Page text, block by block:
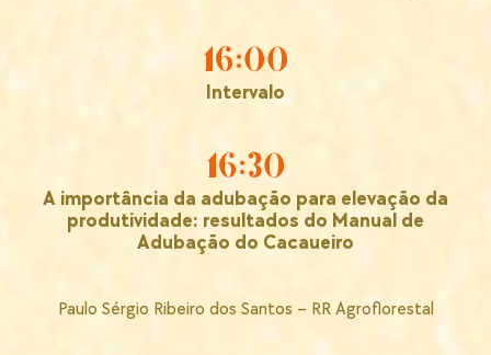
16:00
Intervalo
16:30
A importância da adubação para elevação da
produtividade: resultados do Manual de
Adubação do Cacaueiro
Paulo Sérgio Ribeiro dos Santos – RR Agroflorestal